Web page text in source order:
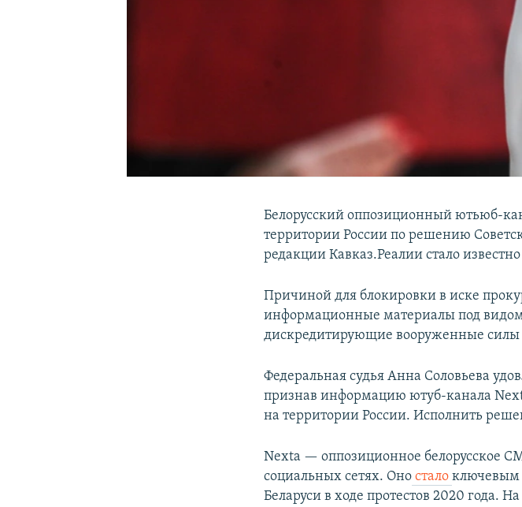
Белорусский оппозиционный ютьюб-
территории России по решению
редакции Кавказ.Реалии стало
Причиной для блокировки в иске
информационные материалы под
дискредитирующие вооруженные силы
Федеральная судья Анна Соловьева
признав информацию ютуб-канала
на территории России. Исполнить
Nexta — оппозиционное белорусское
социальных сетях. Оно сталоключевым
Беларуси в ходе протестов 2020 года.